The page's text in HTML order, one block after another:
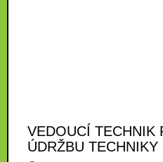
VEDOUCÍ TECHNIK
ÚDRŽBU TECHNIKY